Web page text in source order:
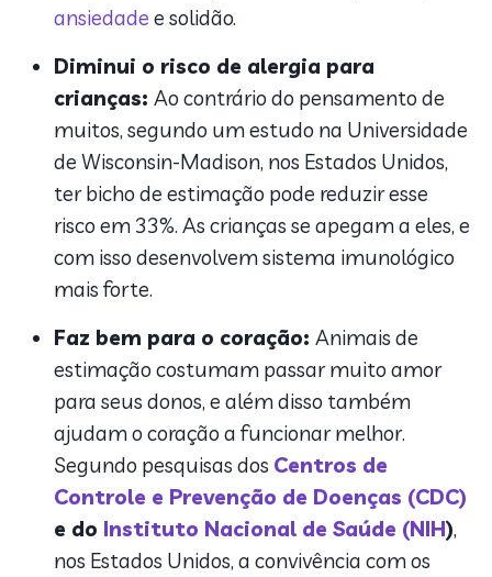
ansiedade e solidão.
Diminui o risco de alergia para
crianças:Ao contrário do pensamento de
muitos, segundo um estudo na Universidade
de Wisconsin-Madison, nos Estados Unidos,
ter bicho de estimação pode reduzir esse
risco em 33%. As crianças se apegam a eles, e
com isso desenvolvem sistema imunológico
mais forte.
Faz bem para o coração:Animais de
estimação costumam passar muito amor
para seus donos, e além disso também
ajudam o coração a funcionar melhor.
Segundo pesquisas dos Centros de
Controle e Prevenção de Doenças (CDC)
e do Instituto Nacional de Saúde (NIH),
nos Estados Unidos, a convivência com os